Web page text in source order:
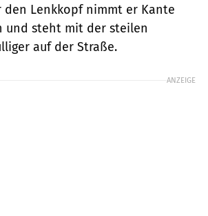
den Lenkkopf nimmt er Kante
und steht mit der steilen
auf der Straße.
ANZEIGE